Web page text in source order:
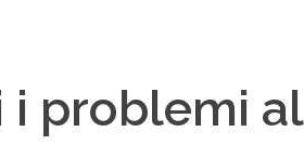
i problemi al